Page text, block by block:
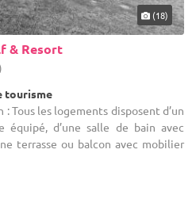
(18)
& Resort
tourisme
Tous les logements disposent d’un
équipé, d’une salle de bain avec
terrasse ou balcon avec mobilier